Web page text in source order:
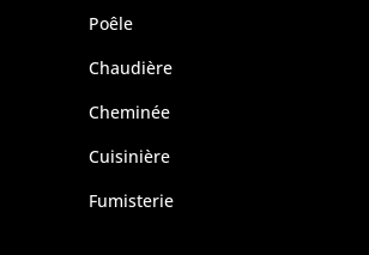
Poêle
Chaudière
Cheminée
Cuisinière
Fumisterie